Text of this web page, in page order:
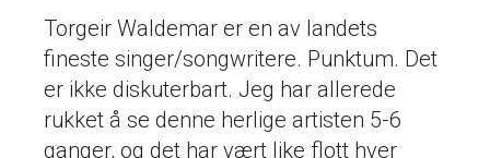
Torgeir Waldemar er en av landets
fineste singer/songwritere. Punktum. Det
er ikke diskuterbart. Jeg har allerede
rukket å se denne herlige artisten 5-6
ganger, og det har vært like flott hver